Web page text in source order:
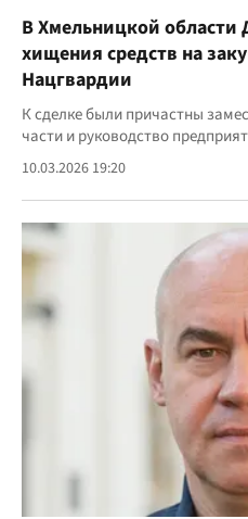
В Хмельницкой области
хищения средств на
Нацгвардии
К сделке были причастны
части и руководство
10.03.2026 19:20